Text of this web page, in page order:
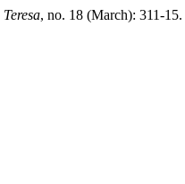
Teresa, no. 18 (March): 311-15.